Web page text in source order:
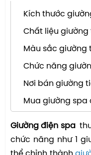
Kích thước
Chất liệu giường
Màu sắc giường
Chức năng
Nơi bán giường
Mua giường spa
Giường điện spa
chức năng như 1